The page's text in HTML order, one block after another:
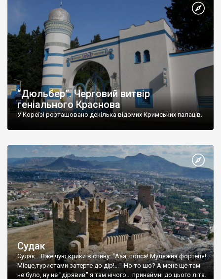
“Дюльбер”. Черговий витвір
геніального Краснова
У Кореїзі розташовано декілька відомих Кримських палаців.
Судак
Судак... Вже чую крики в спину: "Ааа, попса! Муляжна фортеця!
Місце,туристами затерте до дір!..." Но то шо? А мене ще там
не було, ну не "дірявив" я там нічого... принаймні до цього літа.